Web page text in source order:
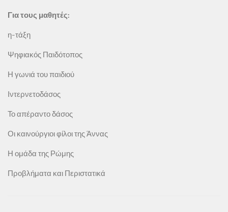
Για τους μαθητές:
η-τάξη
Ψηφιακός Παιδότοπος
Η γωνιά του παιδιού
Ιντερνετοδάσος
Το απέραντο δάσος
Οι καινούργιοι φίλοι της Άννας
Η ομάδα της Ρώμης
Προβλήματα και Περιστατικά